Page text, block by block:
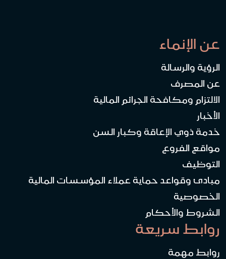
عن الإنماء
الرؤية والرسالة
عن المصرف
الالتزام ومكافحة الجرائم المالية
الأخبار
خدمة ذوي الإعاقة وكبار السن
مواقع الفروع
التوظيف
مبادئ وقواعد حماية عملاء المؤسسات المالية
الخصوصية
الشروط والأحكام
روابط سريعة
روابط مهمة